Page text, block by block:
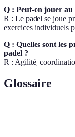
Q : Peut-on jouer au
R : Le padel se joue
exercices individuels
Q : Quelles sont les
padel ?
R : Agilité,
Glossaire